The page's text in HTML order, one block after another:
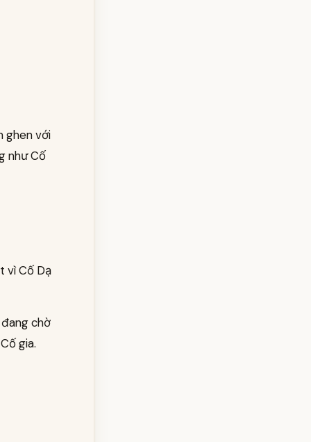
ghen với
như Cố
vì Cố Dạ
chờ
gia.